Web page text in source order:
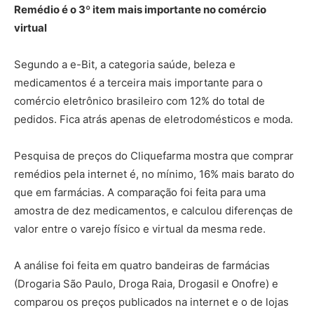
Remédio é o 3º item mais importante no comércio
virtual
Segundo a e-Bit, a categoria saúde, beleza e
medicamentos é a terceira mais importante para o
comércio eletrônico brasileiro com 12% do total de
pedidos. Fica atrás apenas de eletrodomésticos e moda.
Pesquisa de preços do Cliquefarma mostra que comprar
remédios pela internet é, no mínimo, 16% mais barato do
que em farmácias. A comparação foi feita para uma
amostra de dez medicamentos, e calculou diferenças de
valor entre o varejo físico e virtual da mesma rede.
A análise foi feita em quatro bandeiras de farmácias
(Drogaria São Paulo, Droga Raia, Drogasil e Onofre) e
comparou os preços publicados na internet e o de lojas